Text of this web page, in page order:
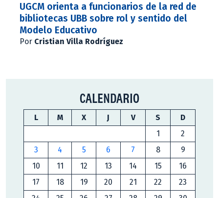
UGCM orienta a funcionarios de la red de
bibliotecas UBB sobre rol y sentido del
Modelo Educativo
Por Cristian Villa Rodríguez
CALENDARIO
L M X J V S
D
1
2
3
4 5 6 7 8
9
10
11 12 13 14 15
16
17
18 19 20 21 22
23